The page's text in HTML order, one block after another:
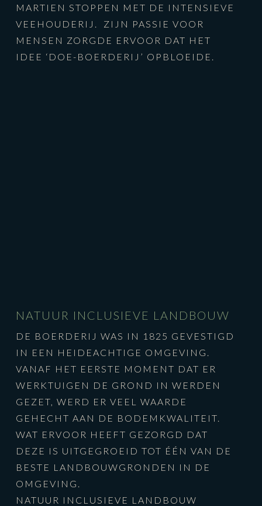
MARTIEN STOPPEN MET DE INTENSIEVE
VEEHOUDERIJ. ZIJN PASSIE VOOR
MENSEN ZORGDE ERVOOR DAT HET
IDEE ‘DOE-BOERDERIJ’ OPBLOEIDE.
NATUUR INCLUSIEVE LANDBOUW
DE BOERDERIJ WAS IN 1825 GEVESTIGD
IN EEN HEIDEACHTIGE OMGEVING.
VANAF HET EERSTE MOMENT DAT ER
WERKTUIGEN DE GROND IN WERDEN
GEZET, WERD ER VEEL WAARDE
GEHECHT AAN DE BODEMKWALITEIT.
WAT ERVOOR HEEFT GEZORGD DAT
DEZE IS UITGEGROEID TOT ÉÉN VAN DE
BESTE LANDBOUWGRONDEN IN DE
OMGEVING.
NATUUR INCLUSIEVE LANDBOUW